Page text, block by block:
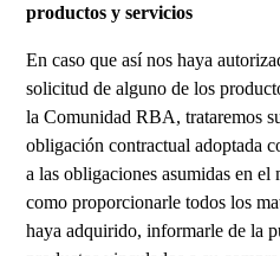
productos y servicios
En caso que así nos haya
solicitud de alguno de los
la Comunidad RBA, trataremos
obligación contractual adoptada
a las obligaciones asumidas en el
como proporcionarle todos los
haya adquirido, informarle de la